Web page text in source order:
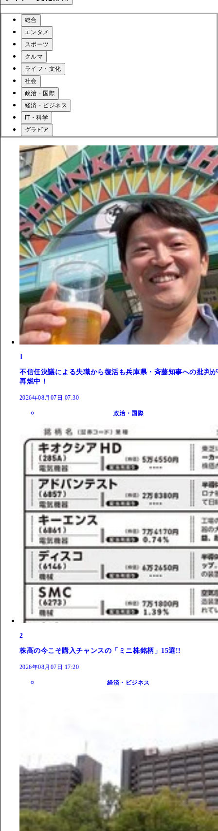
総合
エンタメ
スポーツ
クルマ
ライフ・文化
社会
政治・国際
経済・ビジネス
IT・科学
グラビア
1
不信任決議による失職から復活も兵庫県・斉藤知事への批判が
再燃中！
2026年08月07日 07:30
政治・国際
2
株高の今こそ購入チャンスの「ミニ株銘柄」15選!!
2026年08月07日 17:20
経済・ビジネス